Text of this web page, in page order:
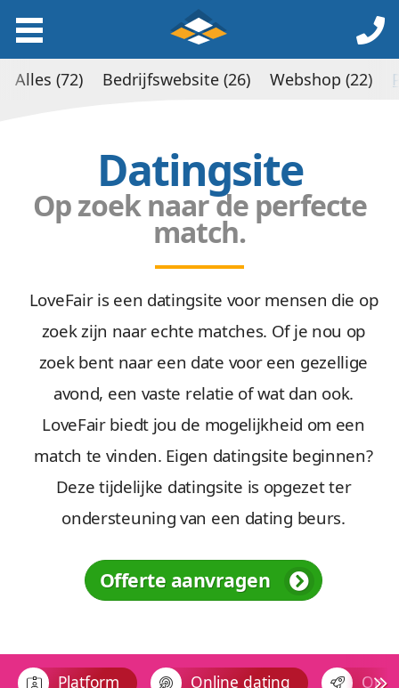
Datingsite
Op zoek naar de perfecte
match.
LoveFair is een datingsite voor mensen die op
zoek zijn naar echte matches. Of je nou op
zoek bent naar een date voor een gezellige
avond, een vaste relatie of wat dan ook.
LoveFair biedt jou de mogelijkheid om een
match te vinden. Eigen datingsite beginnen?
Deze tijdelijke datingsite is opgezet ter
ondersteuning van een dating beurs.
Offerte aanvragen
Platform Online dating Op
Alles (72) Bedrijfswebsite (26) Webshop (22)